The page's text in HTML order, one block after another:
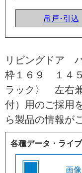
吊戸･引込
リビングドア
枠１６９ １４
ラック〉 左右
付）用のご採用
ら製品の情報が
各種データ・ライ
画像